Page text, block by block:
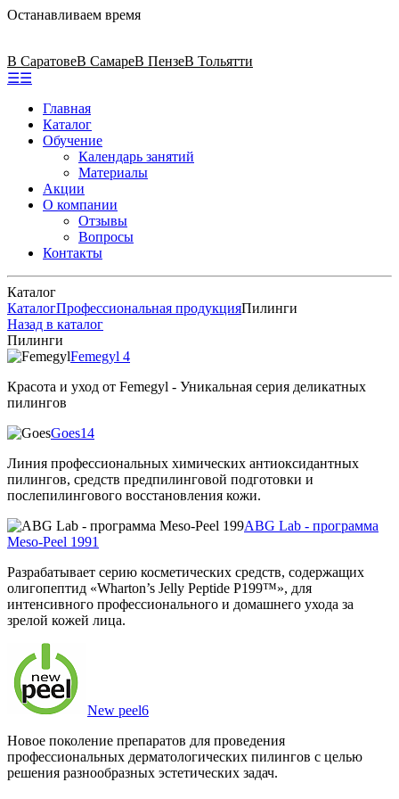
Останавливаем время
В СаратовеВ СамареВ ПензеВ Тольятти
☰☰
Главная
Каталог
Обучение
Календарь занятий
Материалы
Акции
О компании
Отзывы
Вопросы
Контакты
Каталог
КаталогПрофессиональная продукцияПилинги
Назад в каталог
Пилинги
Femegyl 4
Красота и уход от Femegyl - Уникальная серия деликатных
пилингов
Goes14
Линия профессиональных химических антиоксидантных
пилингов, средств предпилинговой подготовки и
послепилингового восстановления кожи.
ABG Lab - программа
Meso-Peel 1991
Разрабатывает серию косметических средств, содержащих
олигопептид «Wharton’s Jelly Peptide P199™», для
интенсивного профессионального и домашнего ухода за
зрелой кожей лица.
New peel6
Новое поколение препаратов для проведения
профессиональных дерматологических пилингов с целью
решения разнообразных эстетических задач.